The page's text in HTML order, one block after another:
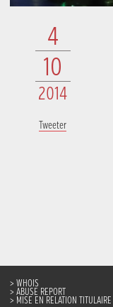
4
10
2014
Tweeter
WHOIS
ABUSE REPORT
MISE EN RELATION